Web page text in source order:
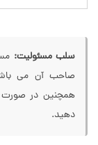
سلب مسئولیت:
صاحب آن می
همچنین در
دهید.